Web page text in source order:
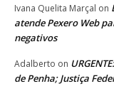
Ivana Quelita Marçal on
atende Pexero Web
negativos
Adalberto on
de Penha; Justiça